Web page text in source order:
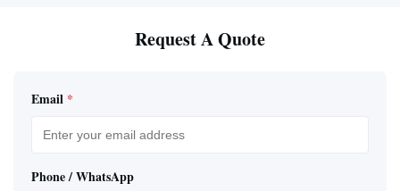
Request A Quote
Email *
Phone / WhatsApp